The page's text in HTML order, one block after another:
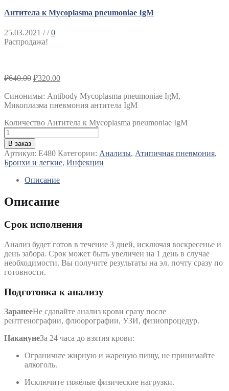
Антитела к Mycoplasma pneumoniae IgM
25.03.2021 / /0
Распродажа!
₽640.00 ₽320.00
Синонимы: Antibody Mycoplasma pneumoniae IgM,
Микоплазма пневмония антитела IgM
Количество Антитела к Mycoplasma pneumoniae IgM
В заказ
Артикул: E480 Категории: Анализы, Атипичная пневмония,
Бронхи и легкие, Инфекции
Описание
Описание
Срок исполнения
Анализ будет готов в течение 3 дней, исключая воскресенье и
день забора. Срок может быть увеличен на 1 день в случае
необходимости. Вы получите результаты на эл. почту сразу по
готовности.
Подготовка к анализу
ЗаранееНе сдавайте анализ крови сразу после
рентгенографии, флюорографии, УЗИ, физиопроцедур.
НаканунеЗа 24 часа до взятия крови:
Ограничьте жирную и жареную пищу, не принимайте
алкоголь.
Исключите тяжёлые физические нагрузки.